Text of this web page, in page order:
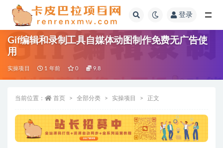
登录
Gif编辑和录制工具自媒体动图制作免费无广告使
用
实操项目 1 年前 0 9.8
当前位置： 首页 全部分类 实操项目 正文
全部